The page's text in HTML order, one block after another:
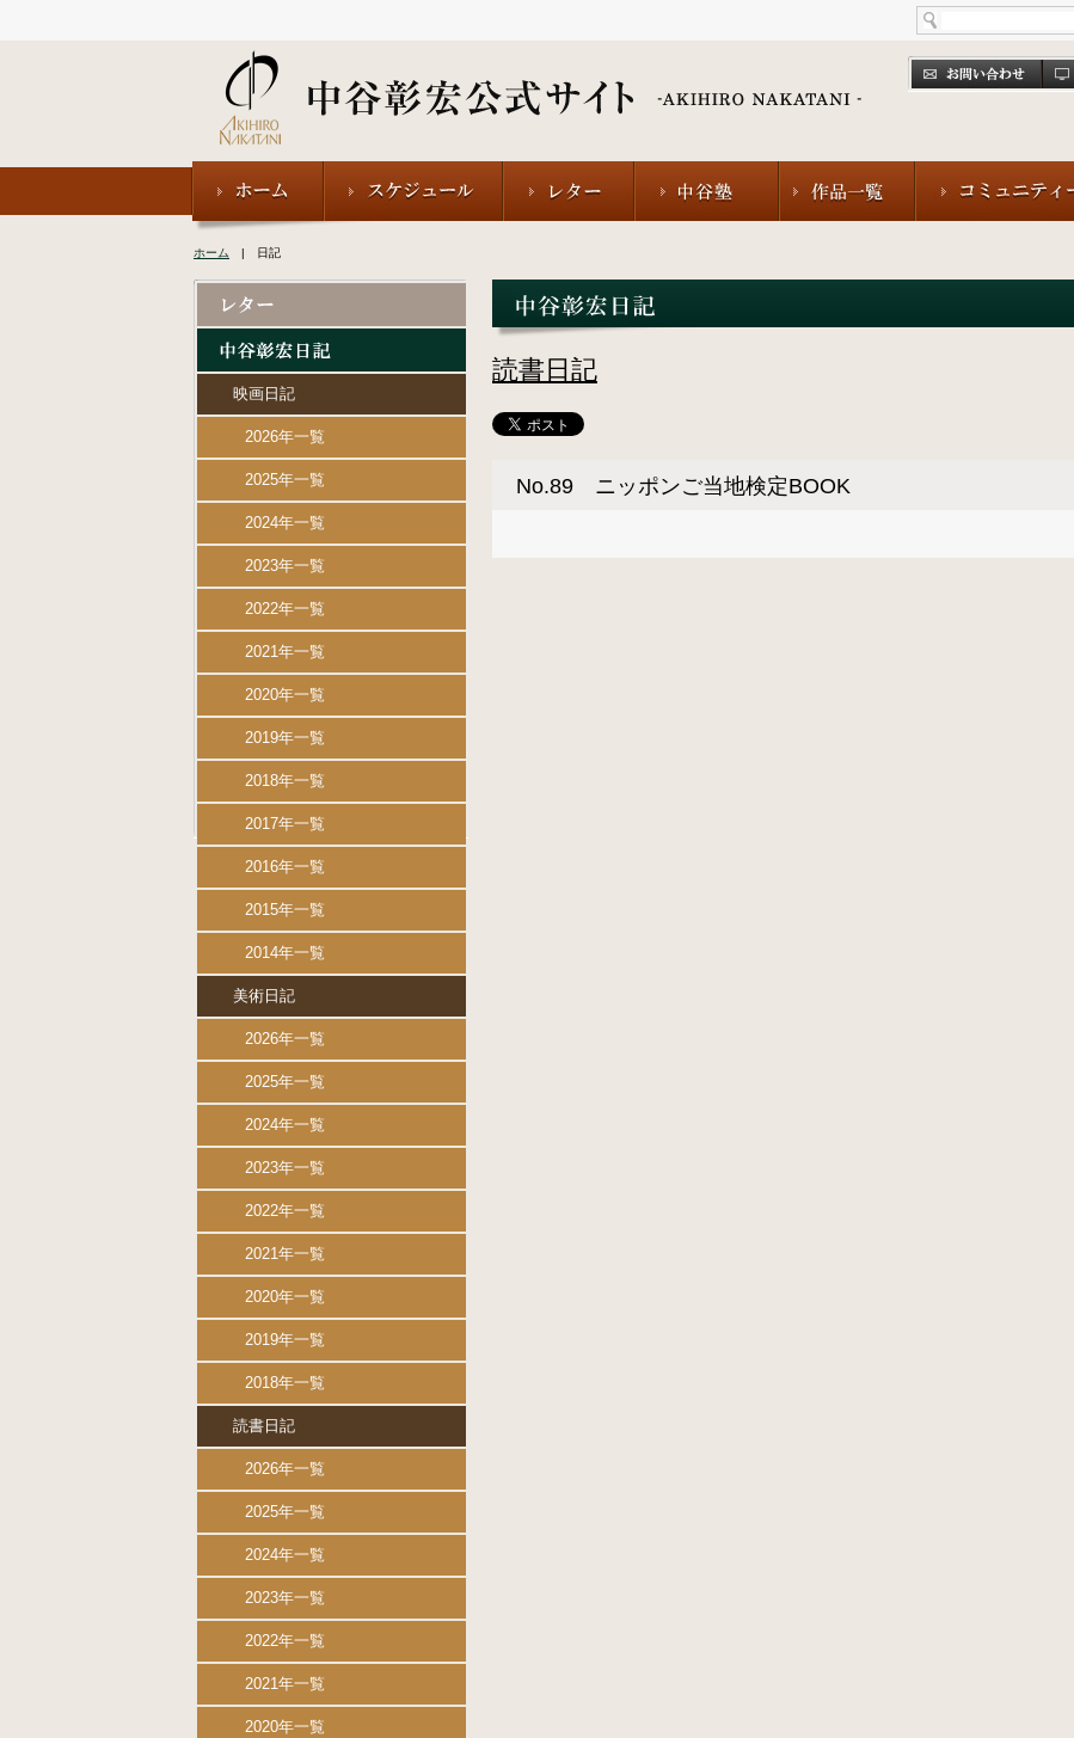
ホーム | 日記
読書日記
No.89 ニッポンご当地検定BOOK
映画日記
2026年一覧
2025年一覧
2024年一覧
2023年一覧
2022年一覧
2021年一覧
2020年一覧
2019年一覧
2018年一覧
2017年一覧
2016年一覧
2015年一覧
2014年一覧
美術日記
2026年一覧
2025年一覧
2024年一覧
2023年一覧
2022年一覧
2021年一覧
2020年一覧
2019年一覧
2018年一覧
読書日記
2026年一覧
2025年一覧
2024年一覧
2023年一覧
2022年一覧
2021年一覧
2020年一覧